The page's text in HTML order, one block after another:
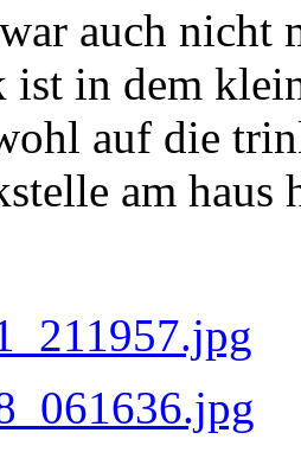
auch nicht
ist in dem
auf die
am haus